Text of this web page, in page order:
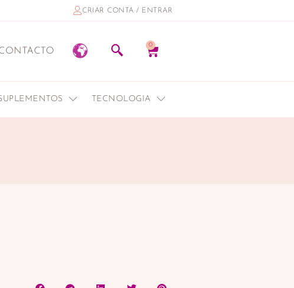
CRIAR CONTA / ENTRAR
0
TECNOLOGIA